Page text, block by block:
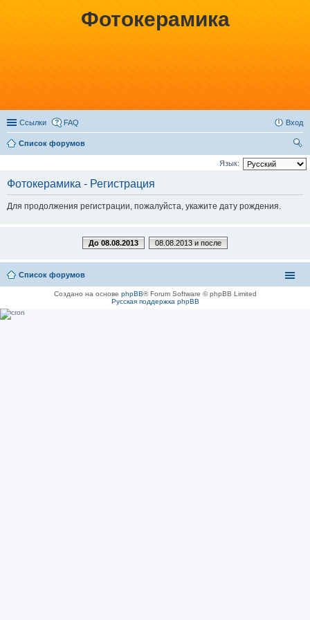
Фотокерамика
Ссылки FAQ Вход
Список форумов
ои
Язык:
Фотокерамика - Регистрация
Для продолжения регистрации, пожалуйста, укажите дату рождения.
До 08.08.2013 08.08.2013 и после
Список форумов
Создано на основе phpBB® Forum Software © phpBB Limited
Русская поддержка phpBB